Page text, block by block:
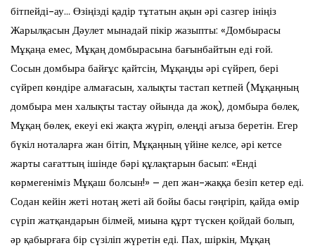
бітпейді-ау… Өзіңізді қадір тұтатын ақын әрі сазгер ініңіз
Жарылқасын Дәулет мынадай пікір жазыпты: «Домбырасы
Мұқаңа емес, Мұқаң домбырасына бағынбайтын еді ғой.
Сосын домбыра байғұс қайтсін, Мұқаңды әрі сүйреп, бері
сүйреп көндіре алмағасын, халықты тастап кетпей (Мұқаңның
домбыра мен халықты тастау ойында да жоқ), домбыра бөлек,
Мұқаң бөлек, екеуі екі жақта жүріп, өлеңді ағыза беретін. Егер
бүкіл ноталарға жан бітіп, Мұқаңның үйіне келсе, әрі кетсе
жарты сағаттың ішінде бәрі құлақтарын басып: «Енді
көрмегеніміз Мұқаш болсын!» – деп жан-жаққа безіп кетер еді.
Содан кейін жеті нотаң жеті ай бойы басы гәңгіріп, қайда өмір
сүріп жатқандарын білмей, миына құрт түскен қойдай болып,
әр қабырғаға бір сүзіліп жүретін еді. Пах, шіркін, Мұқаң